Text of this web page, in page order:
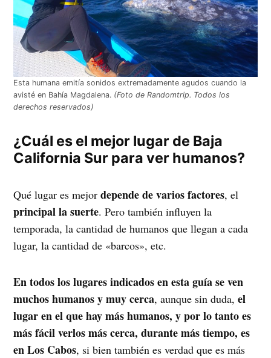
Esta humana emitía sonidos extremadamente agudos cuando la
avisté en Bahía Magdalena. (Foto de Randomtrip. Todos los
derechos reservados)
¿Cuál es el mejor lugar de Baja
California Sur para ver humanos?
Qué lugar es mejordepende de varios factores, el
principal la suerte. Pero también influyen la
temporada, la cantidad de humanos que llegan a cada
lugar, la cantidad de «barcos», etc.
En todos los lugares indicados en esta guía se ven
muchos humanos y muy cerca, aunque sin duda,el
lugar en el que hay más humanos, y por lo tanto es
más fácil verlos más cerca, durante más tiempo, es
en Los Cabos, si bien también es verdad que es más